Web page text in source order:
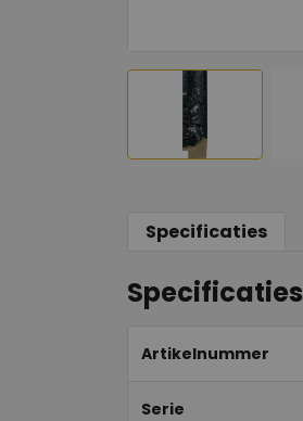
Specificaties
Specificaties
Artikelnummer
Serie